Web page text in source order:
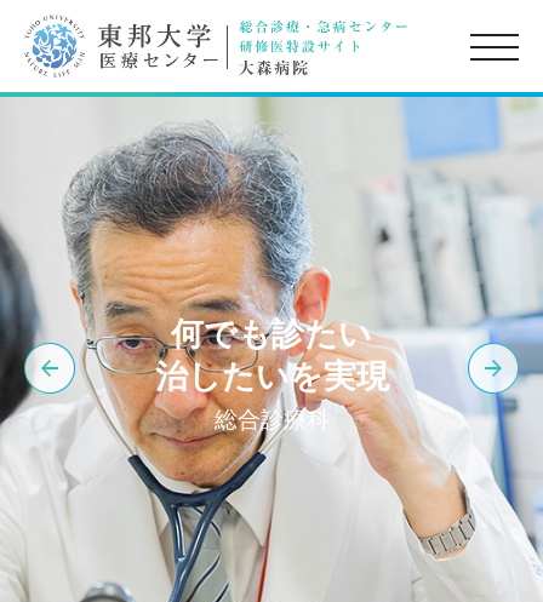
toggle
何でも診たい
治したいを実現
総合診療科